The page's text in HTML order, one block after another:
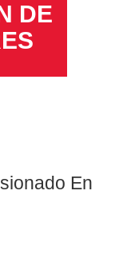
DE
En